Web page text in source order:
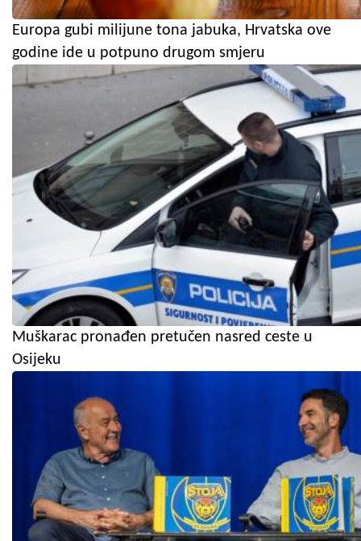
Europa gubi milijune tona jabuka, Hrvatska ove
godine ide u potpuno drugom smjeru
Muškarac pronađen pretučen nasred ceste u
Osijeku